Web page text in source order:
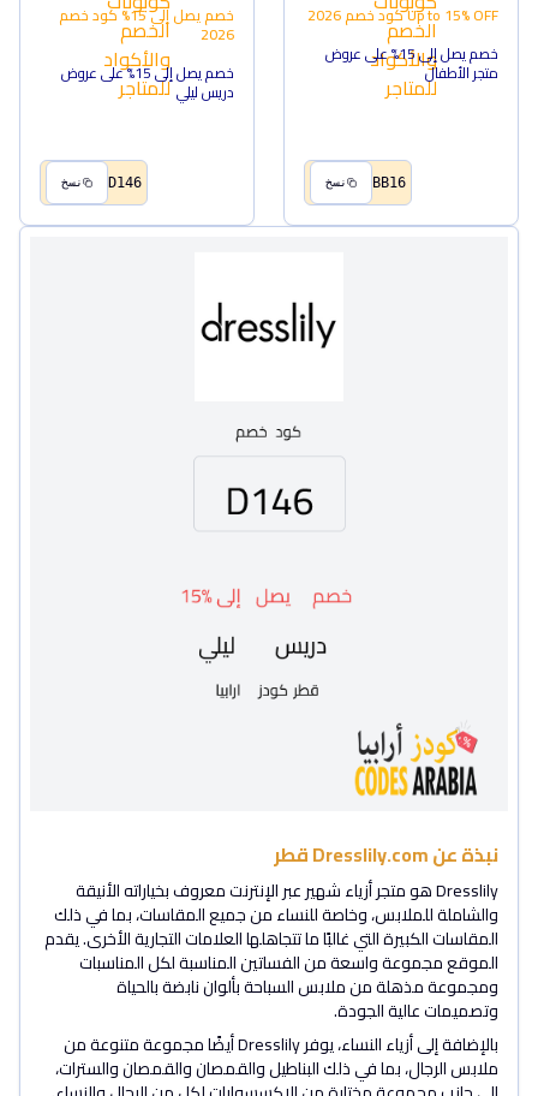
Up to 15% OFFكود خصم2026
خصم يصل إلى 15% على عروض
متجر الأطفال
BB16 نسخ
خصم يصل إلى 15% كود خصم
2026
خصم يصل إلى 15% على عروض
دريس ليلي
D146 نسخ
نبذة عن Dresslily.com قطر
Dresslily هو متجر أزياء شهير عبر الإنترنت معروف بخياراته الأنيقة
والشاملة للملابس، وخاصة للنساء من جميع المقاسات، بما في ذلك
المقاسات الكبيرة التي غالبًا ما تتجاهلها العلامات التجارية الأخرى. يقدم
الموقع مجموعة واسعة من الفساتين المناسبة لكل المناسبات
ومجموعة مذهلة من ملابس السباحة بألوان نابضة بالحياة
وتصميمات عالية الجودة.
بالإضافة إلى أزياء النساء، يوفر Dresslily أيضًا مجموعة متنوعة من
ملابس الرجال، بما في ذلك البناطيل والقمصان والقمصان والسترات،